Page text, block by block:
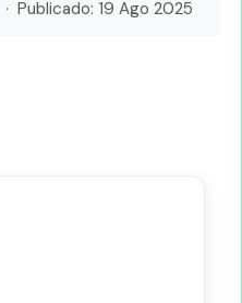
· Publicado: 19 Ago 2025